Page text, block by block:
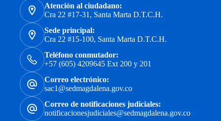
Atención al ciudadano:
Cra 22 #17-31, Santa Marta D.T.C.H.
Sede principal:
Cra 22 #15-100, Santa Marta D.T.C.H.
Teléfono conmutador:
+57 (605) 4209645 Ext 200 y 201
Correo electrónico:
sac1@sedmagdalena.gov.co
Correo de notificaciones judiciales:
notificacionesjudiciales@sedmagdalena.gov.co